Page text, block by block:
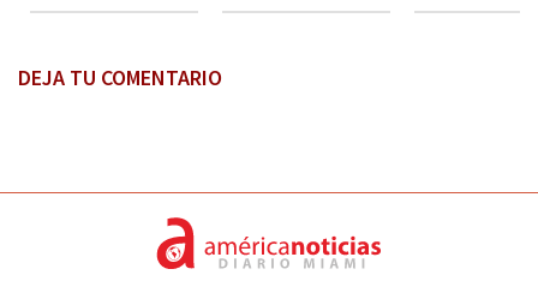
DEJA TU COMENTARIO